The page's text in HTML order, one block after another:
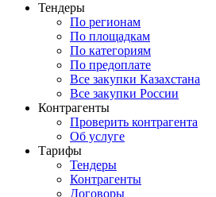
Тендеры
По регионам
По площадкам
По категориям
По предоплате
Все закупки Казахстана
Все закупки России
Контрагенты
Проверить контрагента
Об услуге
Тарифы
Тендеры
Контрагенты
Договоры